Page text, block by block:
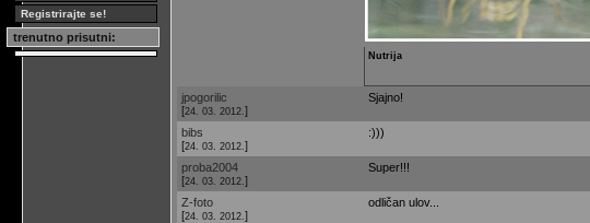
Registrirajte se!
trenutno prisutni:
Nutrija
jpogorilic
[24. 03. 2012. ]
Sjajno!
bibs
[24. 03. 2012. ]
:)))
proba2004
[24. 03. 2012. ]
Super!!!
Z-foto
[24. 03. 2012. ]
odličan ulov...